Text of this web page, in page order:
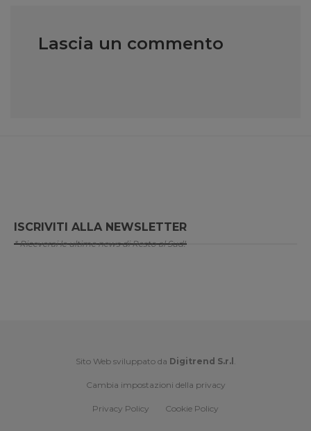
Lascia un commento
ISCRIVITI ALLA NEWSLETTER
* Riceverai le ultime news di Resto al Sud!
Sito Web sviluppato da Digitrend S.r.l .
Cambia impostazioni della privacy
Privacy Policy Cookie Policy